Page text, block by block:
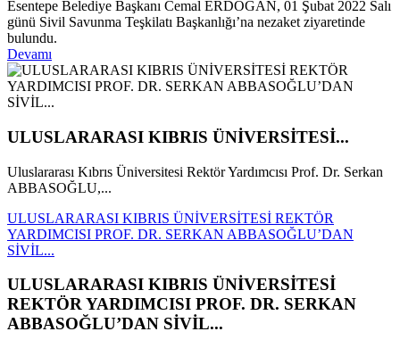
Esentepe Belediye Başkanı Cemal ERDOĞAN, 01 Şubat 2022 Salı
günü Sivil Savunma Teşkilatı Başkanlığı’na nezaket ziyaretinde
bulundu.
Devamı
ULUSLARARASI KIBRIS ÜNİVERSİTESİ...
Uluslararası Kıbrıs Üniversitesi Rektör Yardımcısı Prof. Dr. Serkan
ABBASOĞLU,...
ULUSLARARASI KIBRIS ÜNİVERSİTESİ REKTÖR
YARDIMCISI PROF. DR. SERKAN ABBASOĞLU’DAN
SİVİL...
ULUSLARARASI KIBRIS ÜNİVERSİTESİ
REKTÖR YARDIMCISI PROF. DR. SERKAN
ABBASOĞLU’DAN SİVİL...